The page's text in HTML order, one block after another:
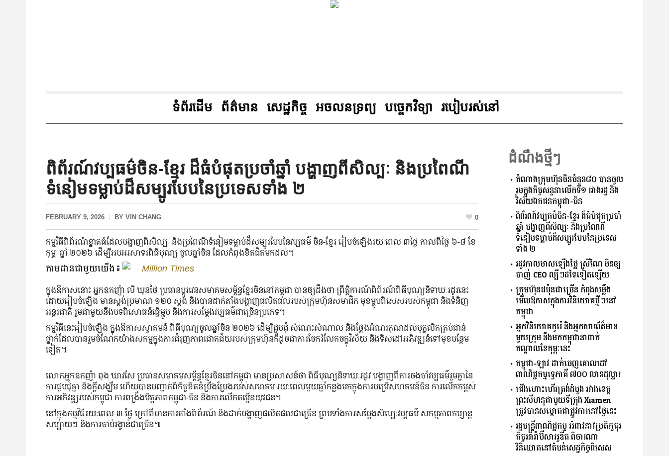
ទំព័រដើម ព័ត៌មាន សេដ្ឋកិច្ច អចលនទ្រព្យ បច្ចេកវិទ្យា របៀបរស់នៅ
ពិព័រណ៍​វប្បធម៌ចិន-ខ្មែរ ដ៏ធំបំផុតប្រចាំឆ្នាំ បង្ហាញពីសិល្បៈ និងប្រពៃណី
ទំនៀមទម្លាប់ដ៏សម្បូរបែបនៃប្រទេសទាំង ២
FEBRUARY 9, 2026 BY VIN CHANG 0
កម្មវិធី​ពិព័រណ៍ខ្នាត​ធំ​ដែលបង្ហាញពីសិល្បៈ និង​ប្រពៃណី​ទំនៀមទម្លាប់​ដ៏​សម្បូរ​បែប​នៃ​វប្បធម៌ ចិន-ខ្មែរ រៀបចំឡើង​រយៈពេល ៣ថ្ងៃ កាលពី​ថ្ងៃ ៦-៨ ខែ​
កុម្ភៈ ឆ្នាំ ២០២៦ ដើម្បី​អបអរ​សាទរ​ពិធីបុណ្យ ចូល​ឆ្នាំ​ចិន ដែល​កំពុងខិតជិតមកដល់។
តាមដានជាមួយយើង៖ Million Times
ក្នុង​ឱកាស​នោះ អ្នកឧកញ៉ា លី ឃុនថៃ ប្រធាន​ប្ដូរ​វេន​សមាគម​សម្ព័ន្ធ​ខ្មែរ​ចិន​នៅ​កម្ពុជា បាន​ឲ្យ​ដឹង​ថា ព្រឹត្តិការណ៍​ពិព័រណ៍​ពិធី​បុណ្យ​និទាឃៈរដូវ​នេះ
ដោយ​រៀបចំ​ឡើង មាន​ស្តង់​ប្រមាណ ១២០ ស្តង់ និង​បាន​ដាក់​តាំង​បង្ហាញ​ផលិតផល​របស់​ក្រុមហ៊ុន​សមាជិក មុខ​ម្ហូប​ពិសេស​របស់​កម្ពុជា និង​ទំនិញ​
អន្តរជាតិ រួម​ជាមួយ​នឹង​បទ​ពិសោធន៍​ធ្វើម្ហូប និង​ការ​សម្ដែង​វប្បធម៌​ជាច្រើន​ប្រភេទ។
កម្មវិធីនេះ​​រៀបចំឡើង ក្នុង​ឱកាស​ស្វាគមន៍ ពិធី​បុណ្យ​ចូលឆ្នាំ​ចិន ២០២៦ ដើម្បី​ជួបជុំ សំណេះសំណាល និង​ថ្លែង​អំណរគុណ​ដល់​បុគ្គលិក​គ្រប់​ជាន់
ថ្នាក់​ដែល​បាន​រួម​ចំណែក​យ៉ាង​សកម្ម​ក្នុង​ការ​ជំរុញ​ភាព​ជោគជ័យ​របស់​ក្រុមហ៊ុនក៏ដូចជាការចែករំលែកចក្ខុវិស័យ និង​ទិសដៅ​អភិវឌ្ឍន៍ទៅ​មុខ​បន្ថែម
ទៀត។
លោកអ្នកឧកញ៉ា ពុង ឃាវសែ ប្រធានសមាគមសម្ព័ន្ធខ្មែរចិននៅកម្ពុជា មានប្រសាសន៍ថា ពិធី​បុណ្យ​និទាឃៈរដូវ បង្ហាញ​ពី​ការ​​ចងចាំ​វប្បធម៌រួមគ្នានៃ
ការជួបជុំគ្នា និង​ក្តី​សង្ឃឹម ហើយ​បាន​បញ្ជាក់​ពី​កិច្ចខិតខំប្រឹងប្រែងរបស់សមាគម រយៈពេលមួយឆ្នាំកន្លងមកក្នុងការបម្រើសហគមន៍ចិន ការ​លើក​កម្ពស់​
ការ​អភិវឌ្ឍរបស់កម្ពុជា ការពង្រឹងមិត្តភាពកម្ពុជា-ចិន និងការលើកតម្កើនយុវជន។
នៅ​ក្នុង​កម្មវិធី​រយៈពេល ៣ ថ្ងៃ ​ក្រៅ​ពី​មានការតាំងពិព័រណ៍ និងដាក់បង្ហាញផលិតផលជាច្រើន ព្រម​ទាំង​ការ​សម្តែង​សិល្បៈ​វប្បធម៌​ សកម្មភាពកម្សាន្ត
សប្បាយៗ និងការចាប់រង្វាន់ជាច្រើន៕
ដំណឹងថ្មីៗ
តំណាងក្រុមហ៊ុនចិនចំនួន៨០ បានចូល
រួមក្នុងកិច្ចសន្ទនាលើកទី១ រវាងរដ្ឋ និង
វិស័យឯកជនកម្ពុជា-ចិន
ពិព័រណ៍​វប្បធម៌ចិន-ខ្មែរ ដ៏ធំបំផុតប្រចាំ
ឆ្នាំ បង្ហាញពីសិល្បៈ និងប្រពៃណី
ទំនៀមទម្លាប់ដ៏សម្បូរបែបនៃប្រទេស
ទាំង ២
រដូវកាលមាសឡើងថ្លៃ ស្រីណៃ មិនឲ្យ
ចាញ់ CEO ល្បីៗដទៃទៀតឡើយ
ក្រុមហ៊ុនជប៉ុនជាច្រើន កំពុងសម្លឹង
មើលឱកាសក្នុងការវិនិយោគថ្មីៗនៅ
កម្ពុជា
អ្នកវិនិយោគកូរ៉េ និងអ្នកសារព័ត៌មាន
មួយក្រុម នឹងមកកម្ពុជានាពាក់
កណ្ដាលខែកុម្ភៈនេះ
កម្ពុជា-ឡាវ ដាក់ចេញគោលដៅ
ពាណិជ្ជកម្មទ្វេភាគី ៧០០ លានដុល្លារ
ជើងហោះហើរត្រង់ដំបូង រវាងខេត្ត
ព្រះសីហនុជាមួយទីក្រុង Xiamen
ត្រូវបានសម្ពោធជាផ្លូវការនៅថ្ងៃនេះ
រដ្ឋមន្រ្តី​ពាណិជ្ជកម្ម អំពាវនាវប្រតិភូធុរ
កិច្ចអារ៉ាប៊ីសាអូឌីត ពិចារណា
វិនិយោគនៅតំបន់សេដ្ឋកិច្ចពិសេស